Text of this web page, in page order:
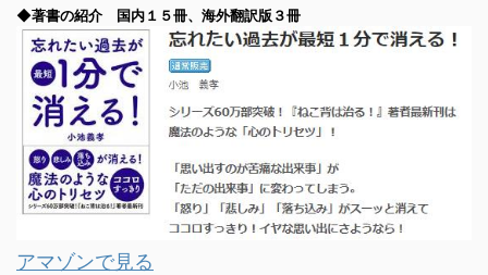
◆著書の紹介 国内１５冊、海外翻訳版３冊
アマゾンで見る